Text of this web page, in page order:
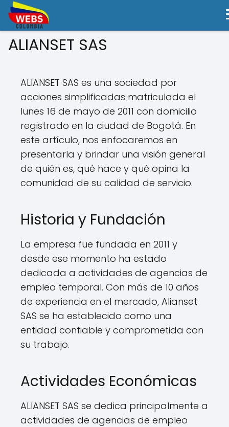
ALIANSET SAS
ALIANSET SAS es una sociedad por
acciones simplificadas matriculada el
lunes 16 de mayo de 2011 con domicilio
registrado en la ciudad de Bogotá. En
este artículo, nos enfocaremos en
presentarla y brindar una visión general
de quién es, qué hace y qué opina la
comunidad de su calidad de servicio.
Historia y Fundación
La empresa fue fundada en 2011 y
desde ese momento ha estado
dedicada a actividades de agencias de
empleo temporal. Con más de 10 años
de experiencia en el mercado, Alianset
SAS se ha establecido como una
entidad confiable y comprometida con
su trabajo.
Actividades Económicas
ALIANSET SAS se dedica principalmente a
actividades de agencias de empleo